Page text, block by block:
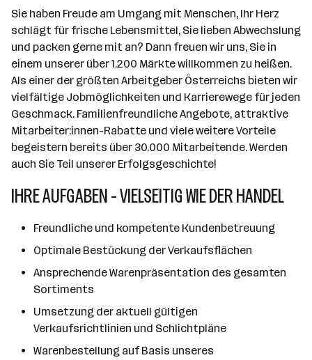
Sie haben Freude am Umgang mit Menschen, Ihr Herz
schlägt für frische Lebensmittel, Sie lieben Abwechslung
und packen gerne mit an? Dann freuen wir uns, Sie in
einem unserer über 1.200 Märkte willkommen zu heißen.
Als einer der größten Arbeitgeber Österreichs bieten wir
vielfältige Jobmöglichkeiten und Karrierewege für jeden
Geschmack. Familienfreundliche Angebote, attraktive
Mitarbeiter:innen-Rabatte und viele weitere Vorteile
begeistern bereits über 30.000 Mitarbeitende. Werden
auch Sie Teil unserer Erfolgsgeschichte!
IHRE AUFGABEN - VIELSEITIG WIE DER HANDEL
Freundliche und kompetente Kundenbetreuung
Optimale Bestückung der Verkaufsflächen
Ansprechende Warenpräsentation des gesamten
Sortiments
Umsetzung der aktuell gültigen
Verkaufsrichtlinien und Schlichtpläne
Warenbestellung auf Basis unseres